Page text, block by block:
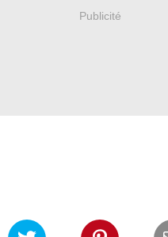
Publicité